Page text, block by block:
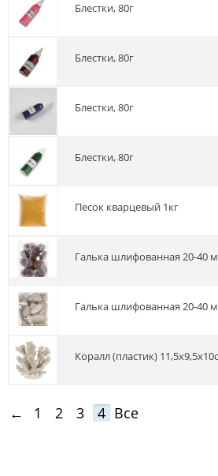
Блестки, 80г
Блестки, 80г
Блестки, 80г
Блестки, 80г
песок кварцевый 1кг
галька шлифованная 20-40
галька шлифованная 20-40
коралл (пластик)
← 1 2 3 4 Все